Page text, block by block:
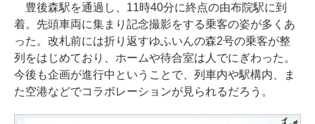
豊後森駅を通過し、11時40分に終点の由布院駅に到
着。先頭車両に集まり記念撮影をする乗客の姿が多くあ
った。改札前には折り返すゆふいんの森2号の乗客が整
列をはじめており、ホームや待合室は人でにぎわった。
今後も企画が進行中ということで、列車内や駅構内、ま
た空港などでコラボレーションが見られるだろう。